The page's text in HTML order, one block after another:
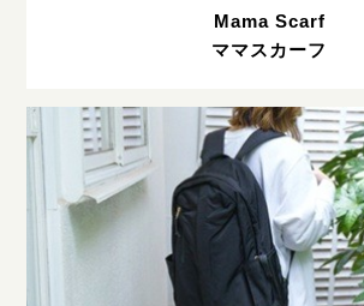
Mama Scarf
ママスカーフ